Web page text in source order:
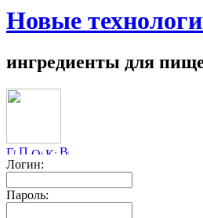
Новые
ингредиенты для
Логин:
Пароль: